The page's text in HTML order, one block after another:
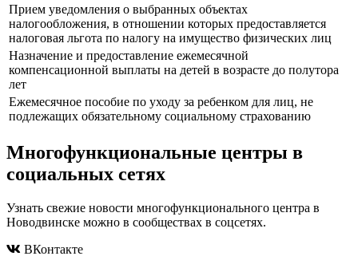
Прием уведомления о выбранных объектах
налогообложения, в отношении которых предоставляется
налоговая льгота по налогу на имущество физических лиц
Назначение и предоставление ежемесячной
компенсационной выплаты на детей в возрасте до полутора
лет
Ежемесячное пособие по уходу за ребенком для лиц, не
подлежащих обязательному социальному страхованию
Многофункциональные центры в
социальных сетях
Узнать свежие новости многофункционального центра в
Новодвинске можно в сообществах в соцсетях.
ВКонтакте